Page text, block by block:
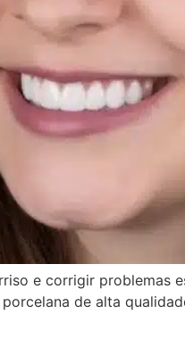
e corrigir problemas
de alta